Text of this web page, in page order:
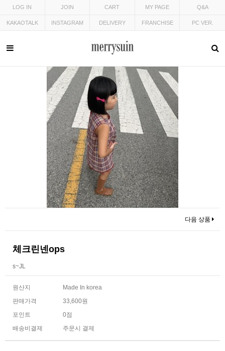
LOG IN JOIN CART MY PAGE Q&A
KAKAOTALK INSTAGRAM DELIVERY FRANCHISE PC VER.
다음 상품
체크린넨ops
s~JL
원산지
Made In korea
판매가격
33,600원
포인트
0점
배송비결제
주문시 결제